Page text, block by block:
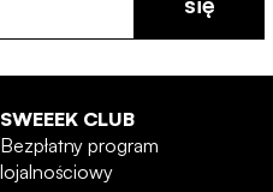
SWEEEK CLUB
Bezpłatny program
lojalnościowy